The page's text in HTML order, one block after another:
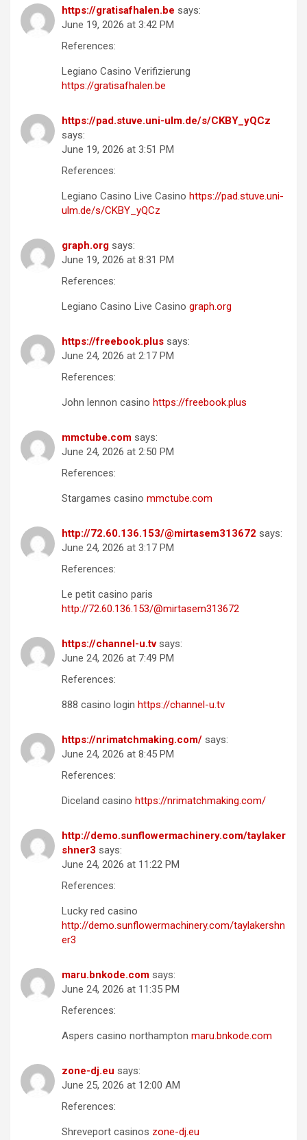
https://gratisafhalen.be says:
June 19, 2026 at 3:42 PM
References:
Legiano Casino Verifizierung
https://gratisafhalen.be
https://pad.stuve.uni-ulm.de/s/CKBY_yQCz
says:
June 19, 2026 at 3:51 PM
References:
Legiano Casino Live Casino https://pad.stuve.uni-
ulm.de/s/CKBY_yQCz
graph.org says:
June 19, 2026 at 8:31 PM
References:
Legiano Casino Live Casino graph.org
https://freebook.plus says:
June 24, 2026 at 2:17 PM
References:
John lennon casino https://freebook.plus
mmctube.com says:
June 24, 2026 at 2:50 PM
References:
Stargames casino mmctube.com
http://72.60.136.153/@mirtasem313672 says:
June 24, 2026 at 3:17 PM
References:
Le petit casino paris
http://72.60.136.153/@mirtasem313672
https://channel-u.tv says:
June 24, 2026 at 7:49 PM
References:
888 casino login https://channel-u.tv
https://nrimatchmaking.com/ says:
June 24, 2026 at 8:45 PM
References:
Diceland casino https://nrimatchmaking.com/
http://demo.sunflowermachinery.com/taylaker
shner3 says:
June 24, 2026 at 11:22 PM
References:
Lucky red casino
http://demo.sunflowermachinery.com/taylakershn
er3
maru.bnkode.com says:
June 24, 2026 at 11:35 PM
References:
Aspers casino northampton maru.bnkode.com
zone-dj.eu says:
June 25, 2026 at 12:00 AM
References:
Shreveport casinos zone-dj.eu